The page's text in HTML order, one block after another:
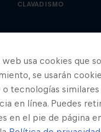
CLAVADISMO
web usa cookies que
se usarán
tecnologías
en línea. Puedes
en el pie de página